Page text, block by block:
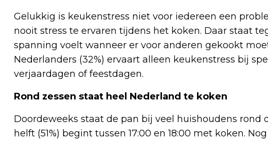
Gelukkig is keukenstress niet voor iedereen een
nooit stress te ervaren tijdens het koken. Daar staat
spanning voelt wanneer er voor anderen gekookt
Nederlanders (32%) ervaart alleen keukenstress bij
verjaardagen of feestdagen.
Rond zessen staat heel Nederland te koken
Doordeweeks staat de pan bij veel huishoudens rond
helft (51%) begint tussen 17:00 en 18:00 met koken.